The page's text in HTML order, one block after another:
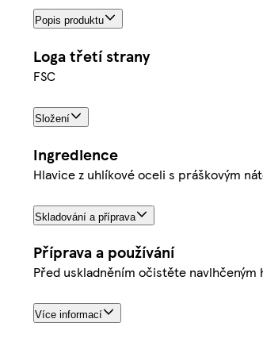
Popis produktu
Loga třetí strany
FSC
Složení
Ingredience
Hlavice z uhlíkové oceli s práškovým
Skladování a příprava
Příprava a používání
Před uskladněním očistěte navlhčeným
Více informací